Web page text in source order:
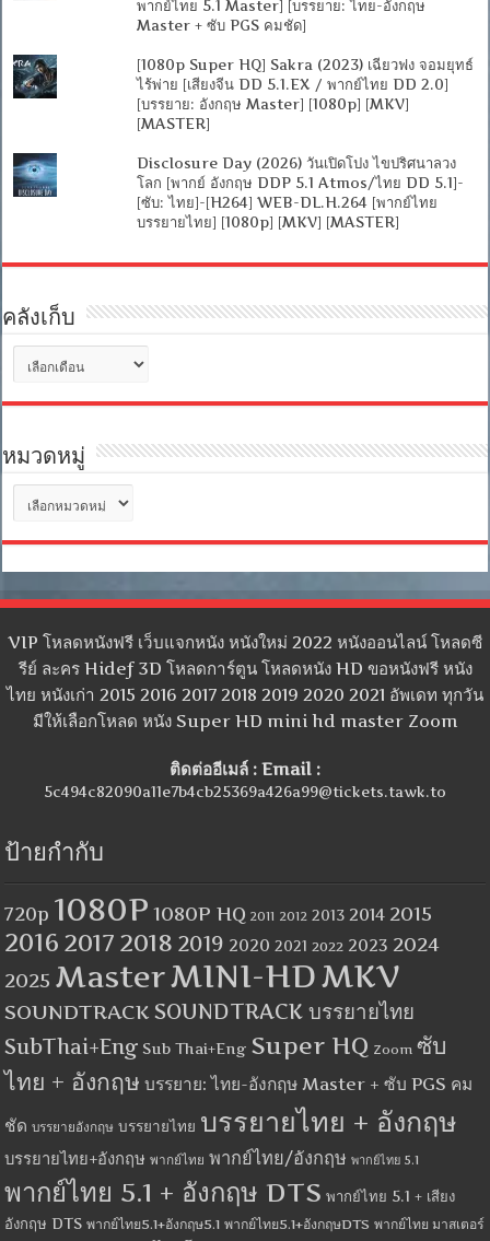
พากย์ไทย 5.1 Master] [บรรยาย: ไทย-อังกฤษ
Master + ซับ PGS คมชัด]
[1080p Super HQ] Sakra (2023) เฉียวฟง จอมยุทธ์
ไร้พ่าย [เสียงจีน DD 5.1.EX / พากย์ไทย DD 2.0]
[บรรยาย: อังกฤษ Master] [1080p] [MKV]
[MASTER]
Disclosure Day (2026) วันเปิดโปง ไขปริศนาลวง
โลก [พากย์ อังกฤษ DDP 5.1 Atmos/ไทย DD 5.1]-
[ซับ: ไทย]-[H264] WEB-DL.H.264 [พากย์ไทย
บรรยายไทย] [1080p] [MKV] [MASTER]
คลังเก็บ
เก็บ
หมวดหมู่
หมู่
VIP โหลดหนังฟรี เว็บแจกหนัง หนังใหม่ 2022 หนังออนไลน์ โหลดซี
รีย์ ละคร Hidef 3D โหลดการ์ตูน โหลดหนัง HD ขอหนังฟรี หนัง
ไทย หนังเก่า 2015 2016 2017 2018 2019 2020 2021 อัพเดท ทุกวัน
มีให้เลือกโหลด หนัง Super HD mini hd master Zoom
ติดต่ออีเมล์ : Email :
5c494c82090a11e7b4cb25369a426a99@tickets.tawk.to
ป้ายกำกับ
720p 1080P 1080P HQ 2011 2012 2013 2014 2015
2016 2017 2018 2019 2020 2021 2022 2023 2024
2025 MasterMINI-HDMKV
SOUNDTRACK SOUNDTRACK บรรยายไทย
SubThai+Eng Sub Thai+Eng Super HQ Zoom ซับ
ไทย + อังกฤษ บรรยาย: ไทย-อังกฤษ Master + ซับ PGS คม
ชัด บรรยายอังกฤษ บรรยายไทย บรรยายไทย + อังกฤษ
บรรยายไทย+อังกฤษ พากย์ไทย พากย์ไทย/อังกฤษ พากย์ไทย 5.1
พากย์ไทย 5.1 + อังกฤษ DTS พากย์ไทย 5.1 + เสียง
อังกฤษ DTS พากย์ไทย5.1+อังกฤษ5.1 พากย์ไทย5.1+อังกฤษDTS พากย์ไทย มาสเตอร์